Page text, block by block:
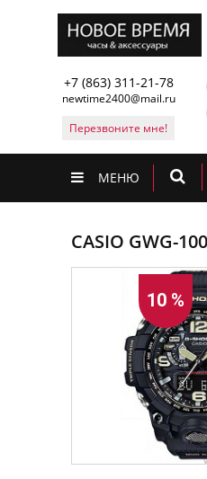
+7 (863) 311-21-78
newtime2400@mail.ru
Перезвоните мне!
МЕНЮ
CASIO GWG-
10 %